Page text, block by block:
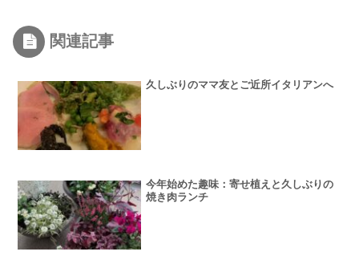
関連記事
久しぶりのママ友とご近所イタリアンへ
今年始めた趣味：寄せ植えと久しぶりの
焼き肉ランチ